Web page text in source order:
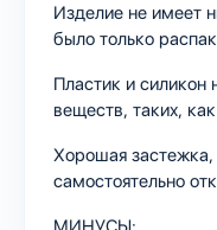
Изделие не имеет
было только
Пластик и силикон
веществ, таких, как
Хорошая
самостоятельно